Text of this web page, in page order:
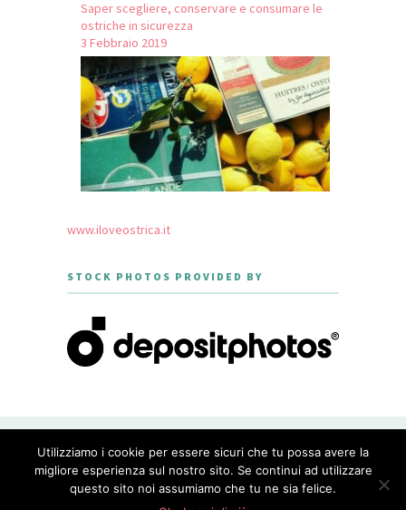
Saper scegliere, conservare e consumare le
ostriche in sicurezza
3 Febbraio 2019
www.iloveostrica.it
STOCK PHOTOS PROVIDED BY
GOURMET - THEME DESIGNED BY
MERIDIANTHEMES
Utilizziamo i cookie per essere sicuri che tu possa avere la
migliore esperienza sul nostro sito. Se continui ad utilizzare
questo sito noi assumiamo che tu ne sia felice.